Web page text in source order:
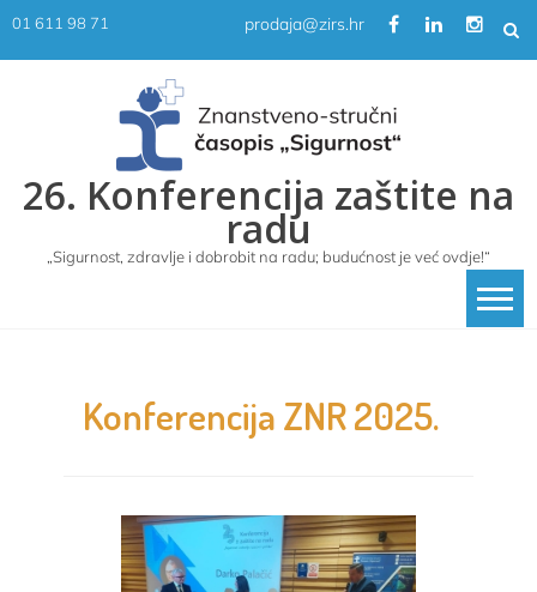
Skip01 611 98 71 prodaja@zirs.hr
26. Konferencija zaštite na
radu
„Sigurnost, zdravlje i dobrobit na radu; budućnost je već ovdje!“
Konferencija ZNR 2025.